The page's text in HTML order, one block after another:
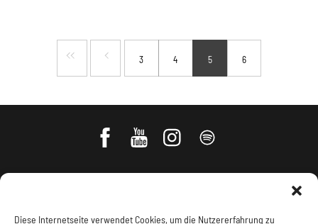
Diese Internetseite verwendet Cookies, um die Nutzererfahrung zu
3 4 5 6